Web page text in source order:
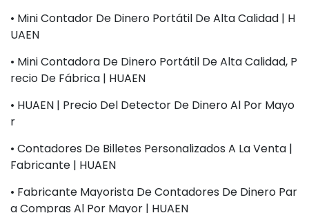
• Mini Contador De Dinero Portátil De Alta Calidad | H
UAEN
• Mini Contadora De Dinero Portátil De Alta Calidad, P
Recio De Fábrica | HUAEN
• HUAEN | Precio Del Detector De Dinero Al Por Mayo
R
• Contadores De Billetes Personalizados A La Venta |
Fabricante | HUAEN
• Fabricante Mayorista De Contadores De Dinero Par
A Compras Al Por Mayor | HUAEN